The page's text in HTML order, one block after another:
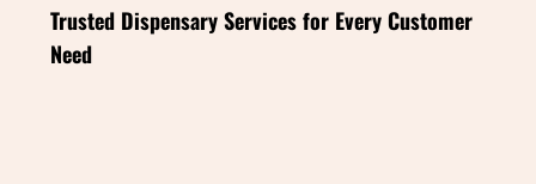
Trusted Dispensary Services for Every Customer
Need